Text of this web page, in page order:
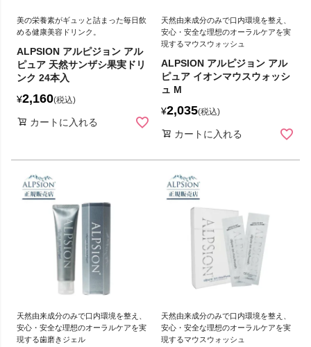
美の栄養素がギュッと詰まった毎日飲
める健康美容ドリンク。
ALPSION アルピジョン アル
ピュア 天然サンザシ果実ドリ
ンク 24本入
¥2,160 税込
カートに入れる
天然由来成分のみで口内環境を整え、
安心・安全な理想のオーラルケアを実
現するマウスウォッシュ
ALPSION アルピジョン アル
ピュア イオンマウスウォッシ
ュ M
¥2,035 税込
カートに入れる
天然由来成分のみで口内環境を整え、
安心・安全な理想のオーラルケアを実
現する歯磨きジェル
天然由来成分のみで口内環境を整え、
安心・安全な理想のオーラルケアを実
現するマウスウォッシュ